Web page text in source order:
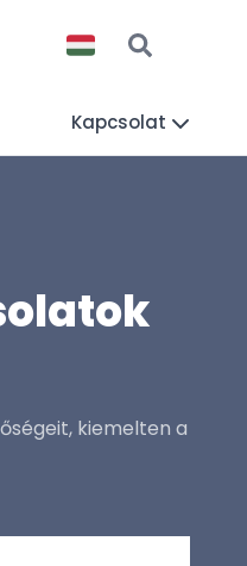
Kapcsolat
kiemelten a